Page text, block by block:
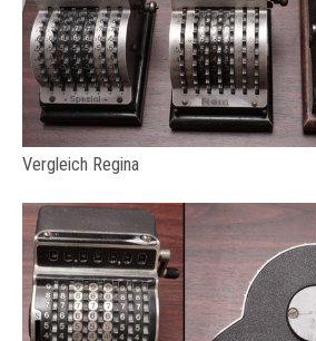
Vergleich Regina